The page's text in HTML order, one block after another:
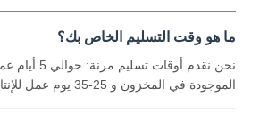
ما هو وقت التسليم الخاص بك؟
نحن نقدم أوقات تسليم
الموجودة في المخزون و 25-35 يوم عمل للإنتاج الضخم.